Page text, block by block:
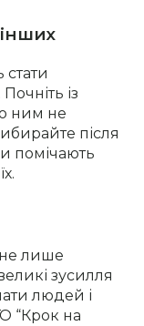
стати
із
ним не
після
помічають
лише
зусилля
людей і
“Крок на